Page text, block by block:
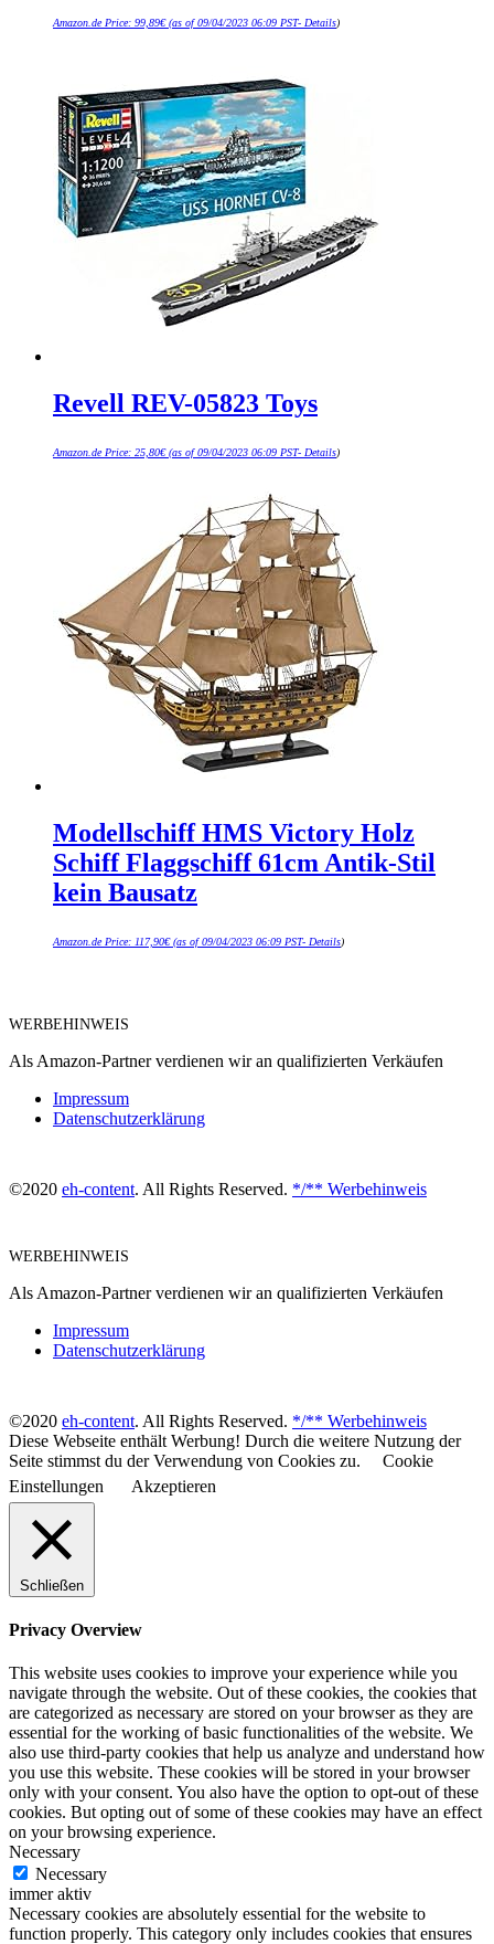
Amazon.de Price: 99,89€(as of 09/04/2023 06:09 PST- Details)
Revell REV-05823 Toys
Amazon.de Price: 25,80€(as of 09/04/2023 06:09 PST- Details)
Modellschiff HMS Victory Holz
Schiff Flaggschiff 61cm Antik-Stil
kein Bausatz
Amazon.de Price: 117,90€(as of 09/04/2023 06:09 PST- Details)
WERBEHINWEIS
Als Amazon-Partner verdienen wir an qualifizierten Verkäufen
Impressum
Datenschutzerklärung
©2020 eh-content. All Rights Reserved. */** Werbehinweis
WERBEHINWEIS
Als Amazon-Partner verdienen wir an qualifizierten Verkäufen
Impressum
Datenschutzerklärung
©2020 eh-content. All Rights Reserved. */** Werbehinweis
Diese Webseite enthält Werbung! Durch die weitere Nutzung der
Seite stimmst du der Verwendung von Cookies zu.
Cookie
Einstellungen
Akzeptieren
Schließen
Privacy Overview
This website uses cookies to improve your experience while you
navigate through the website. Out of these cookies, the cookies that
are categorized as necessary are stored on your browser as they are
essential for the working of basic functionalities of the website. We
also use third-party cookies that help us analyze and understand how
you use this website. These cookies will be stored in your browser
only with your consent. You also have the option to opt-out of these
cookies. But opting out of some of these cookies may have an effect
on your browsing experience.
Necessary
Necessary
immer aktiv
Necessary cookies are absolutely essential for the website to
function properly. This category only includes cookies that ensures